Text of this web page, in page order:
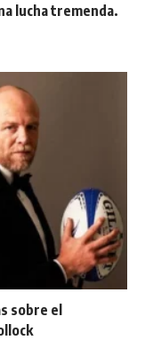
lucha tremenda.
sobre el